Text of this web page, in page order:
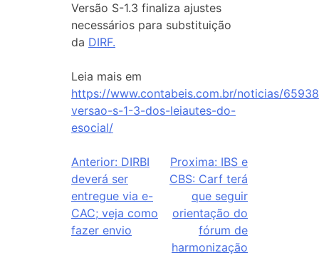
Versão S-1.3 finaliza ajustes
necessários para substituição
da DIRF.
Leia mais em
https://www.contabeis.com.br/noticias/
versao-s-1-3-dos-leiautes-do-
esocial/
Anterior: DIRBI
deverá ser
entregue via e-
CAC; veja como
fazer envio
Proxima: IBS e
CBS: Carf terá
que seguir
orientação do
fórum de
harmonização